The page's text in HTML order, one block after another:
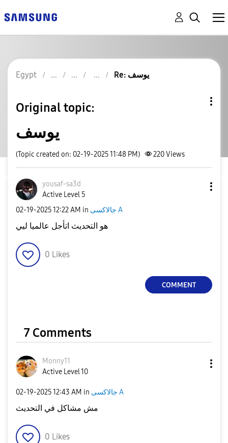
Egypt Re: يوسف
Original topic:
يوسف
(Topic created on: 02-19-2025 11:48 PM) 220Views
yousaf-sa3d
Active Level 5
‎02-19-202512:22 AM in جالاكسى A
0 Likes
COMMENT
7 Comments
Monny11
Active Level 10
‎02-19-202512:43 AM in جالاكسى A
مش مشاكل في التحديث
0 Likes